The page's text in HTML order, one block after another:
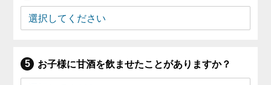
お子様に甘酒を飲ませたことがありますか？